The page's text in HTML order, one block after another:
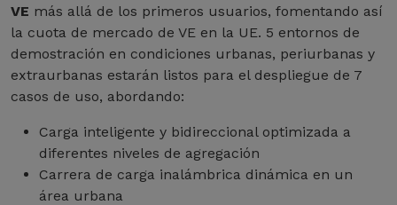
VE más allá de los primeros usuarios, fomentando así
la cuota de mercado de VE en la UE. 5 entornos de
demostración en condiciones urbanas, periurbanas y
extraurbanas estarán listos para el despliegue de 7
casos de uso, abordando:
Carga inteligente y bidireccional optimizada a
diferentes niveles de agregación
Carrera de carga inalámbrica dinámica en un
área urbana